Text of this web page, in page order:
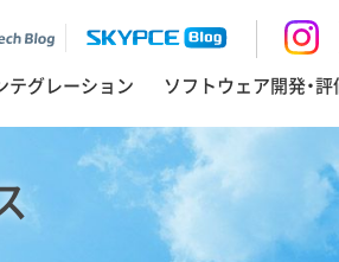
テグレーション ソフトウェア開発・